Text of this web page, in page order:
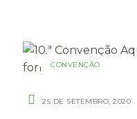
CONVENÇÃO
25 DE SETEMBRO, 2020